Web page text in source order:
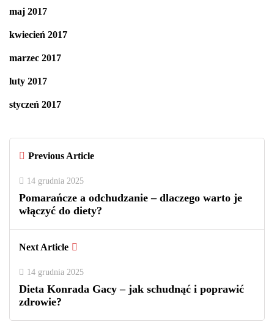
maj 2017
kwiecień 2017
marzec 2017
luty 2017
styczeń 2017
Previous Article
14 grudnia 2025
Pomarańcze a odchudzanie – dlaczego warto je
włączyć do diety?
Next Article
14 grudnia 2025
Dieta Konrada Gacy – jak schudnąć i poprawić
zdrowie?